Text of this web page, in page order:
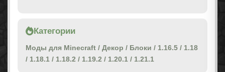
Категории
Моды для Minecraft / Декор / Блоки / 1.16.5 / 1.18
/ 1.18.1 / 1.18.2 / 1.19.2 / 1.20.1 / 1.21.1